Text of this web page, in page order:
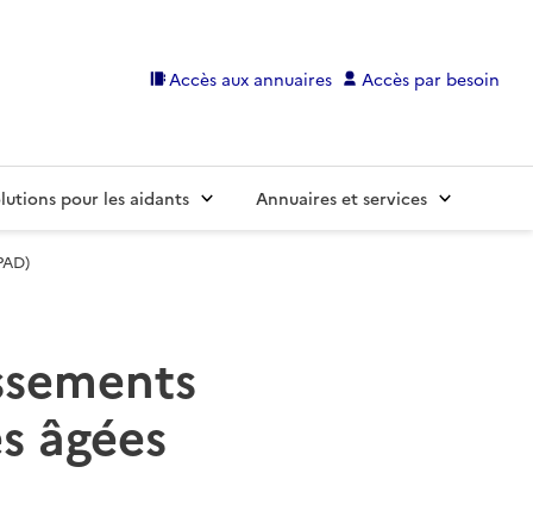
Accès aux annuaires Accès par besoin
pour les aidants Annuaires et services
âgées